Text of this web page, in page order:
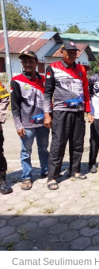
Camat Seulimuem